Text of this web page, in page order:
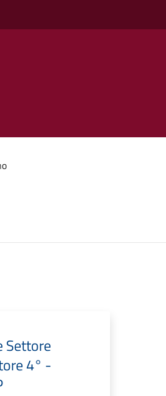
Settore
4° -